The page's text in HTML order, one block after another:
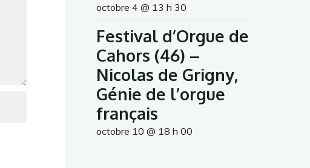
octobre 4 @ 13 h 30
Festival d’Orgue de
Cahors (46) –
Nicolas de Grigny,
Génie de l’orgue
français
octobre 10 @ 18 h 00